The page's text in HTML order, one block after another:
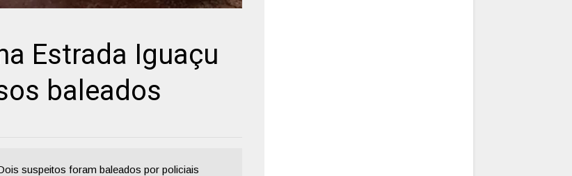
Estrada Iguaçu
baleados
suspeitos foram baleados por policiais